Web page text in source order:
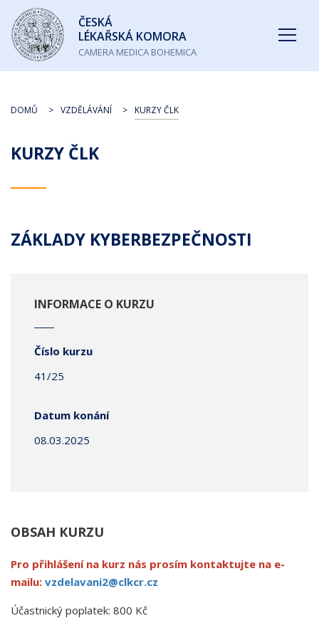
Česká
lékařská
komora
ČESKÁ
LÉKAŘSKÁ KOMORA
CAMERA MEDICA BOHEMICA
KURZY ČLK
DOMŮ VZDĚLÁVÁNÍ KURZY ČLK
ZÁKLADY KYBERBEZPEČNOSTI
INFORMACE O KURZU
Číslo kurzu
41/25
Datum konání
08.03.2025
OBSAH KURZU
Pro přihlášení na kurz nás prosím kontaktujte na e-
mailu: vzdelavani2@clkcr.cz
Účastnický poplatek: 800 Kč